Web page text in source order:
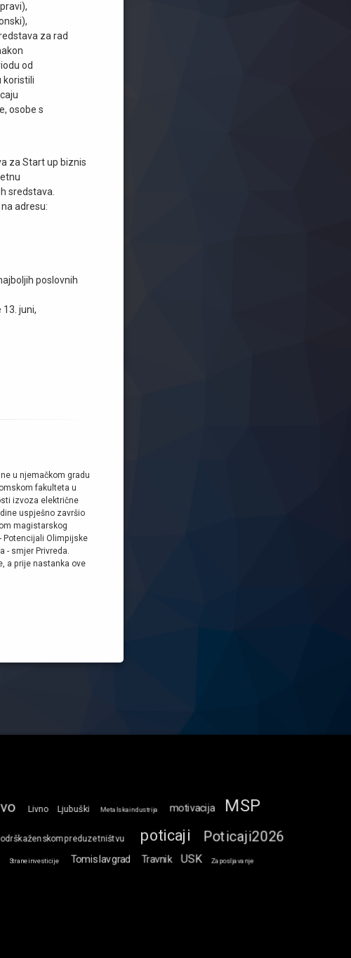
za rad
od
koristili
osobe s
za Start up biznis
sredstava.
adresu:
poslovnih
juni,
u njemačkom gradu
fakulteta u
izvoza električne
uspješno završio
magistarskog
Potencijali Olimpijske
- smjer Privreda.
a prije nastanka ove
Livno Ljubuški Metalskaindustrija motivacija MSP
poticaji Poticaji2026
Straneinvesticije Tomislavgrad Travnik USK Zaposljavanje